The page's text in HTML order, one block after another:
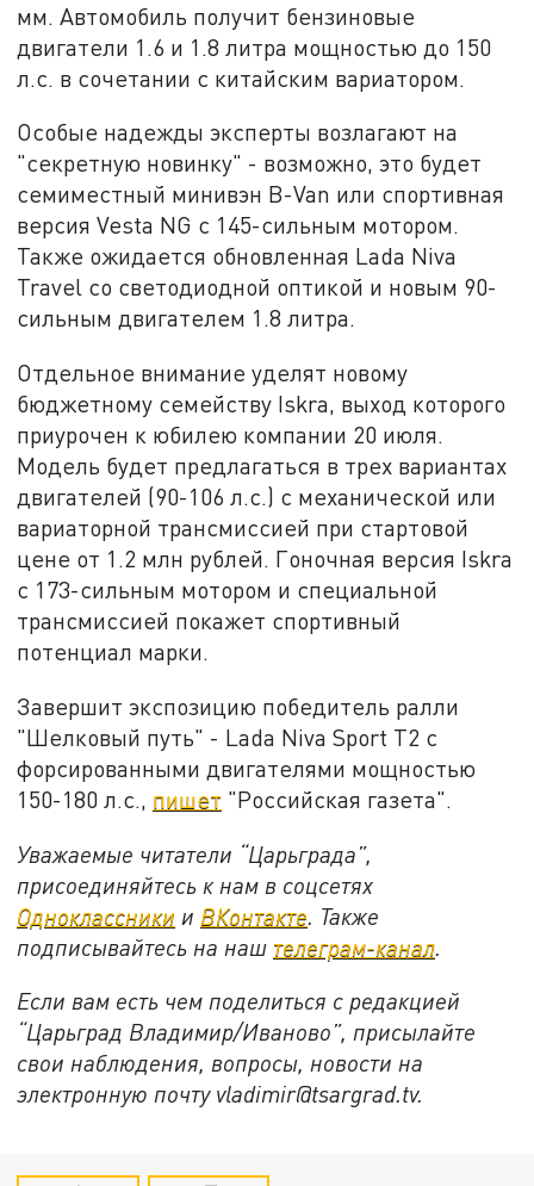
мм. Автомобиль получит бензиновые
двигатели 1.6 и 1.8 литра мощностью до 150
л.с. в сочетании с китайским вариатором.
Особые надежды эксперты возлагают на
"секретную новинку" - возможно, это будет
семиместный минивэн B-Van или спортивная
версия Vesta NG с 145-сильным мотором.
Также ожидается обновленная Lada Niva
Travel со светодиодной оптикой и новым 90-
сильным двигателем 1.8 литра.
Отдельное внимание уделят новому
бюджетному семейству Iskra, выход которого
приурочен к юбилею компании 20 июля.
Модель будет предлагаться в трех вариантах
двигателей (90-106 л.с.) с механической или
вариаторной трансмиссией при стартовой
цене от 1.2 млн рублей. Гоночная версия Iskra
с 173-сильным мотором и специальной
трансмиссией покажет спортивный
потенциал марки.
Завершит экспозицию победитель ралли
"Шелковый путь" - Lada Niva Sport T2 с
форсированными двигателями мощностью
150-180 л.с., пишет "Российская газета".
Уважаемые читатели “Царьграда”,
присоединяйтесь к нам в соцсетях
Одноклассники и ВКонтакте . Также
подписывайтесь на наш телеграм-канал
Если вам есть чем поделиться с редакцией
“Царьград Владимир/Иваново”, присылайте
свои наблюдения, вопросы, новости на
электронную почту vladimir@tsargrad.tv.